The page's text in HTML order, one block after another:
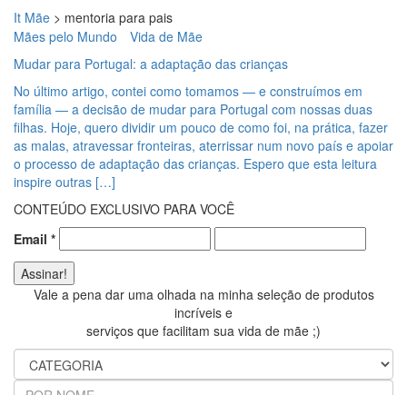
It Mãe > mentoria para pais
Mães pelo Mundo
Vida de Mãe
Mudar para Portugal: a adaptação das crianças
No último artigo, contei como tomamos — e construímos em
família — a decisão de mudar para Portugal com nossas duas
filhas. Hoje, quero dividir um pouco de como foi, na prática, fazer
as malas, atravessar fronteiras, aterrissar num novo país e apoiar
o processo de adaptação das crianças. Espero que esta leitura
inspire outras […]
CONTEÚDO EXCLUSIVO PARA VOCÊ
Email *
Vale a pena dar uma olhada na minha seleção de produtos
incríveis e
serviços que facilitam sua vida de mãe ;)